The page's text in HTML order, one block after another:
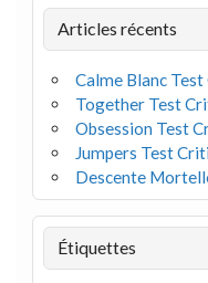
Articles récents
Calme Blanc
Together Test
Obsession Test
Jumpers Test
Descente
Étiquettes